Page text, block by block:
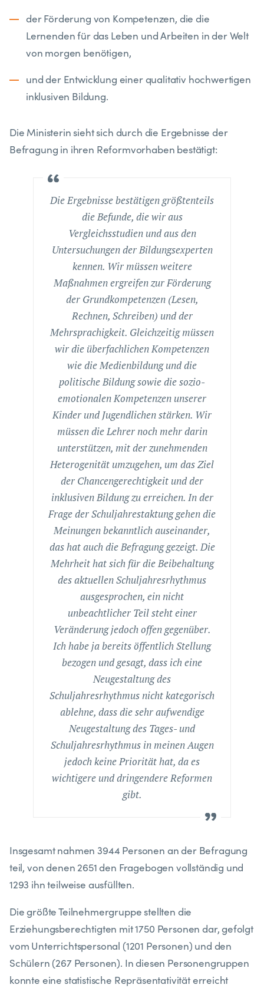
der Förderung von Kompetenzen, die die
Lernenden für das Leben und Arbeiten in der Welt
von morgen benötigen,
und der Entwicklung einer qualitativ hochwertigen
inklusiven Bildung.
Die Ministerin sieht sich durch die Ergebnisse der
Befragung in ihren Reformvorhaben bestätigt:
Die Ergebnisse bestätigen größtenteils
die Befunde, die wir aus
Vergleichsstudien und aus den
Untersuchungen der Bildungsexperten
kennen. Wir müssen weitere
Maßnahmen ergreifen zur Förderung
der Grundkompetenzen (Lesen,
Rechnen, Schreiben) und der
Mehrsprachigkeit. Gleichzeitig müssen
wir die überfachlichen Kompetenzen
wie die Medienbildung und die
politische Bildung sowie die sozio-
emotionalen Kompetenzen unserer
Kinder und Jugendlichen stärken. Wir
müssen die Lehrer noch mehr darin
unterstützen, mit der zunehmenden
Heterogenität umzugehen, um das Ziel
der Chancengerechtigkeit und der
inklusiven Bildung zu erreichen. In der
Frage der Schuljahrestaktung gehen die
Meinungen bekanntlich auseinander,
das hat auch die Befragung gezeigt. Die
Mehrheit hat sich für die Beibehaltung
des aktuellen Schuljahresrhythmus
ausgesprochen, ein nicht
unbeachtlicher Teil steht einer
Veränderung jedoch offen gegenüber.
Ich habe ja bereits öffentlich Stellung
bezogen und gesagt, dass ich eine
Neugestaltung des
Schuljahresrhythmus nicht kategorisch
ablehne, dass die sehr aufwendige
Neugestaltung des Tages- und
Schuljahresrhythmus in meinen Augen
jedoch keine Priorität hat, da es
wichtigere und dringendere Reformen
gibt.
Insgesamt nahmen 3944 Personen an der Befragung
teil, von denen 2651 den Fragebogen vollständig und
1293 ihn teilweise ausfüllten.
Die größte Teilnehmergruppe stellten die
Erziehungsberechtigten mit 1750 Personen dar, gefolgt
vom Unterrichtspersonal (1201 Personen) und den
Schülern (267 Personen). In diesen Personengruppen
konnte eine statistische Repräsentativität erreicht